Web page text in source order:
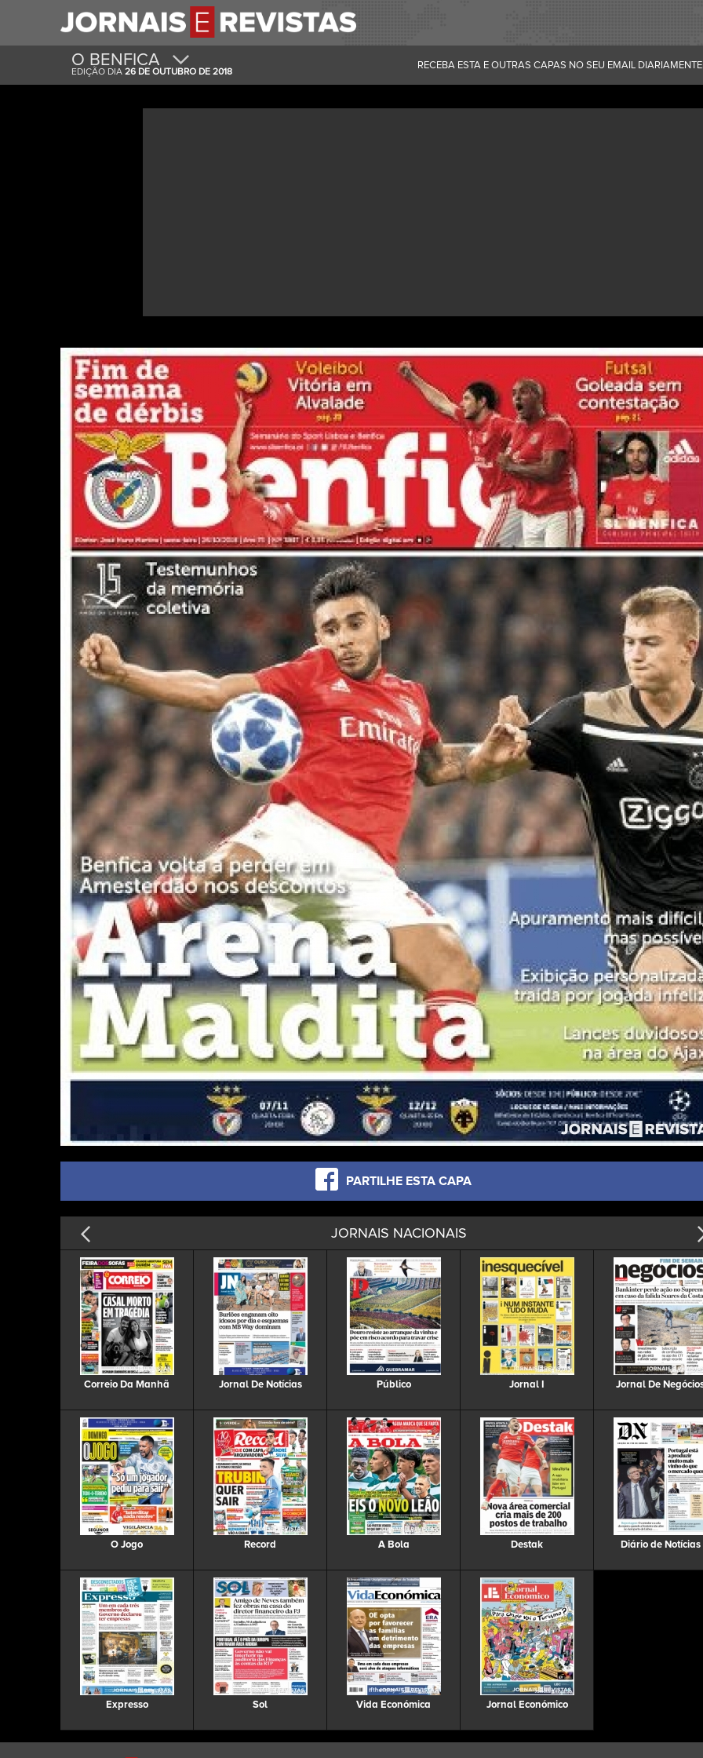
O BENFICA
EDIÇÃO DIA 26 DE OUTUBRO DE 2018
RECEBA ESTA E OUTRAS CAPAS NO SEU EMAIL
PARTILHE ESTA CAPA
JORNAIS NACIONAIS
Correio Da Manhã Jornal De Notícias Público Jornal I Jornal De
O Jogo Record A Bola Destak Diário de Notícias
Expresso Sol Vida Económica Jornal Económico